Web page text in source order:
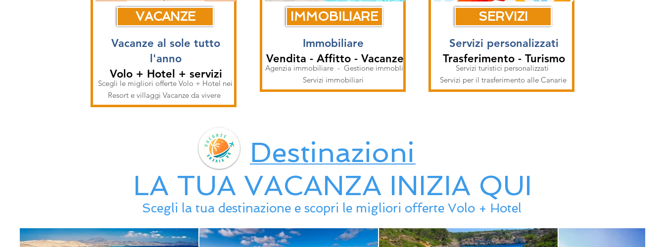
VACANZE
Vacanze al sole tutto
l'anno
Volo + Hotel + servizi
Scegli le migliori offerte Volo + Hotel nei
Resort e villaggi Vacanze da vivere
IMMOBILIARE
Immobiliare
Vendita - Affitto - Vacanze
Agenzia immobiliare - Gestione immobli
Servizi immobiliari
SERVIZI
Servizi personalizzati
Trasferimento - Turismo
Servizi turistici personalizzati
Servizi per il trasferimento alle Canarie
Destinazioni
LA TUA VACANZA INIZIA QUI
Scegli la tua destinazione e scopri le migliori offerte Volo + Hotel